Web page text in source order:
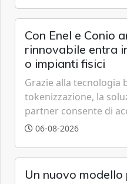
Con Enel e Conio
rinnovabile entra
o impianti fisici
Grazie alla tecnologia
tokenizzazione, la
partner consente di
all'eolico ottenendo
06-08-2026
Un nuovo